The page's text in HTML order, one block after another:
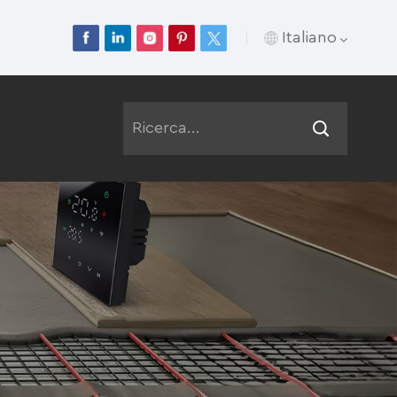
Italiano
Русский
Español
Português